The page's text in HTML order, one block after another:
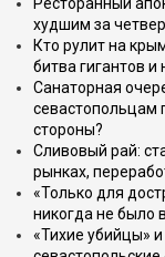
худшим за
Кто рулит на
битва гигантов
Санаторная
севастопольцам
стороны?
Сливовый рай:
рынках,
«Только для
никогда не было
«Тихие убийцы» и